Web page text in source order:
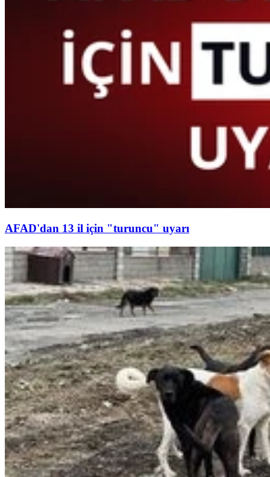
AFAD'dan 13 il için "turuncu" uyarı